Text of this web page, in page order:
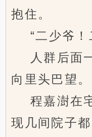
抱住。
“二少爷！
人群后面
向里头巴望。
程嘉澍在
现几间院子